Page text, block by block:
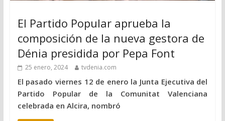
El Partido Popular aprueba la
composición de la nueva gestora de
Dénia presidida por Pepa Font
25 enero, 2024 tvdenia.com
El pasado viernes 12 de enero la Junta Ejecutiva del
Partido Popular de la Comunitat Valenciana
celebrada en Alcira, nombró